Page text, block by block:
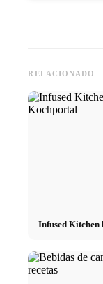
RELACIONADO
Infused Kitchen